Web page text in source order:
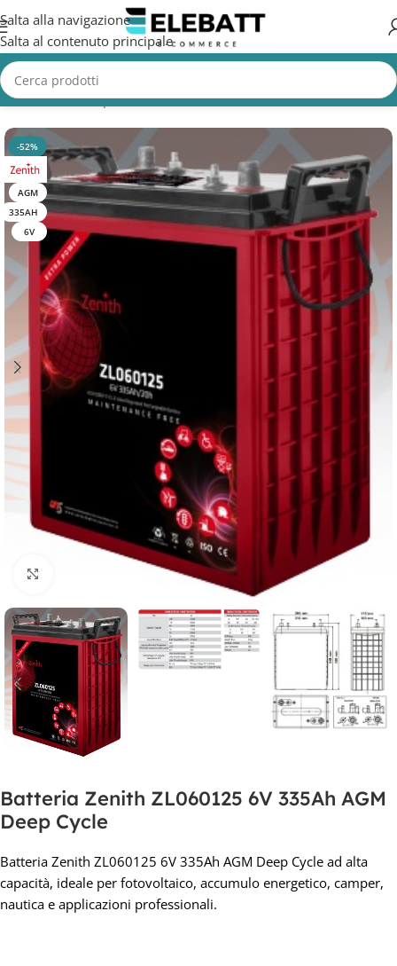
Salta alla navigazione
Salta al contenuto principale
Home/Batterie per Nautica/Batterie Servizi Nautica
-52%
AGM
335AH
6V
Clicca per ingrandire
Batteria Zenith ZL060125 6V 335Ah AGM
Deep Cycle
Batteria Zenith ZL060125 6V 335Ah AGM Deep Cycle ad alta
capacità, ideale per fotovoltaico, accumulo energetico, camper,
nautica e applicazioni professionali.